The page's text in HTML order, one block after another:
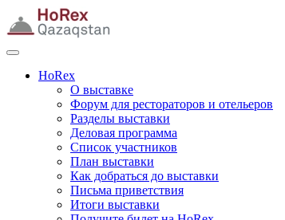
HoRex
О выставке
Форум для рестораторов и отельеров
Разделы выставки
Деловая программа
Список участников
План выставки
Как добраться до выставки
Письма приветствия
Итоги выставки